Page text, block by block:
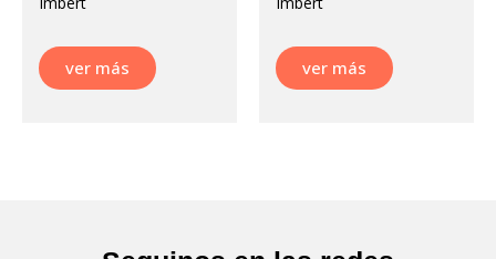
ver más ver más